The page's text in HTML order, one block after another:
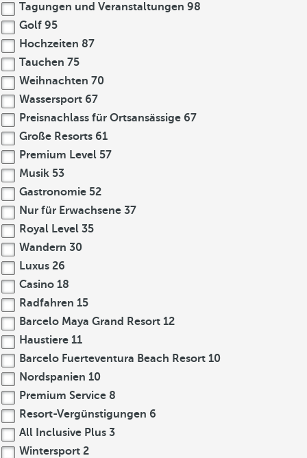
Tagungen und Veranstaltungen 98
Golf 95
Hochzeiten 87
Tauchen 75
Weihnachten 70
Wassersport 67
Preisnachlass für Ortsansässige 67
Große Resorts 61
Premium Level 57
Musik 53
Gastronomie 52
Nur für Erwachsene 37
Royal Level 35
Wandern 30
Luxus 26
Casino 18
Radfahren 15
Barcelo Maya Grand Resort 12
Haustiere 11
Barcelo Fuerteventura Beach Resort 10
Nordspanien 10
Premium Service 8
Resort-Vergünstigungen 6
All Inclusive Plus 3
Wintersport 2